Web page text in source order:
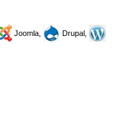
Joomla,
Drupal,